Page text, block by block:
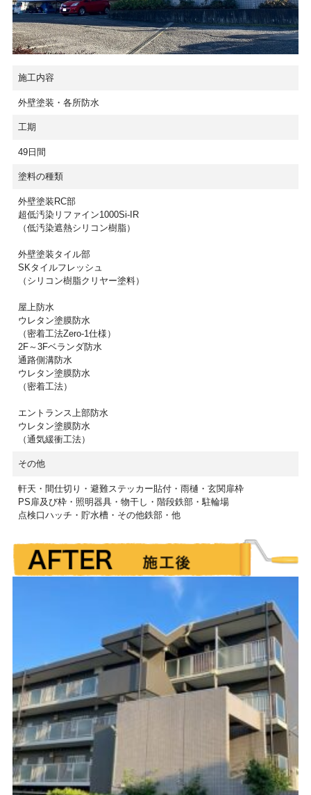
施工内容
外壁塗装・各所防水
工期
49日間
塗料の種類
外壁塗装RC部
超低汚染リファイン1000Si-IR
（低汚染遮熱シリコン樹脂）
外壁塗装タイル部
SKタイルフレッシュ
（シリコン樹脂クリヤー塗料）
屋上防水
ウレタン塗膜防水
（密着工法Zero-1仕様）
2F～3Fベランダ防水
通路側溝防水
ウレタン塗膜防水
（密着工法）
エントランス上部防水
ウレタン塗膜防水
（通気緩衝工法）
その他
軒天・間仕切り・避難ステッカー貼付・雨樋・玄関扉枠
PS扉及び枠・照明器具・物干し・階段鉄部・駐輪場
点検口ハッチ・貯水槽・その他鉄部・他